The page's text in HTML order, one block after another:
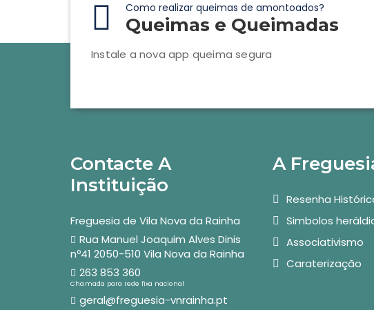
Como realizar queimas de amontoados?
Queimas e Queimadas
Instale a nova app queima segura
Contacte A
Instituição
Freguesia de Vila Nova da Rainha
Rua Manuel Joaquim Alves Dinis
nº41 2050-510 Vila Nova da Rainha
263 853 360
Chamada para rede fixa nacional
geral@freguesia-vnrainha.pt
A
Resenha
Simbolos
Associativismo
Caraterização